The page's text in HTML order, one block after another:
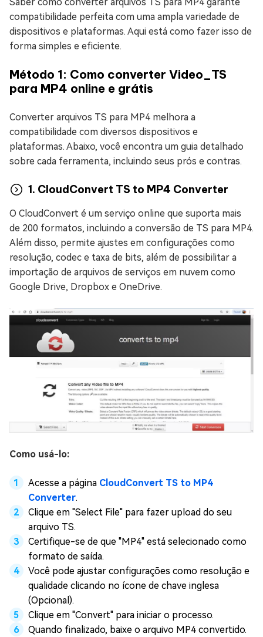
compatibilidade perfeita com uma ampla variedade de
dispositivos e plataformas. Aqui está como fazer isso de
forma simples e eficiente.
Método 1: Como converter Video_TS
para MP4 online e grátis
Converter arquivos TS para MP4 melhora a
compatibilidade com diversos dispositivos e
plataformas. Abaixo, você encontra um guia detalhado
sobre cada ferramenta, incluindo seus prós e contras.
1. CloudConvert TS to MP4 Converter
O CloudConvert é um serviço online que suporta mais
de 200 formatos, incluindo a conversão de TS para MP4.
Além disso, permite ajustes em configurações como
resolução, codec e taxa de bits, além de possibilitar a
importação de arquivos de serviços em nuvem como
Google Drive, Dropbox e OneDrive.
Como usá-lo:
Acesse a página CloudConvert TS to MP4
Converter.
Clique em "Select File" para fazer upload do seu
arquivo TS.
Certifique-se de que "MP4" está selecionado como
formato de saída.
Você pode ajustar configurações como resolução e
qualidade clicando no ícone de chave inglesa
(Opcional).
Clique em "Convert" para iniciar o processo.
Quando finalizado, baixe o arquivo MP4 convertido.